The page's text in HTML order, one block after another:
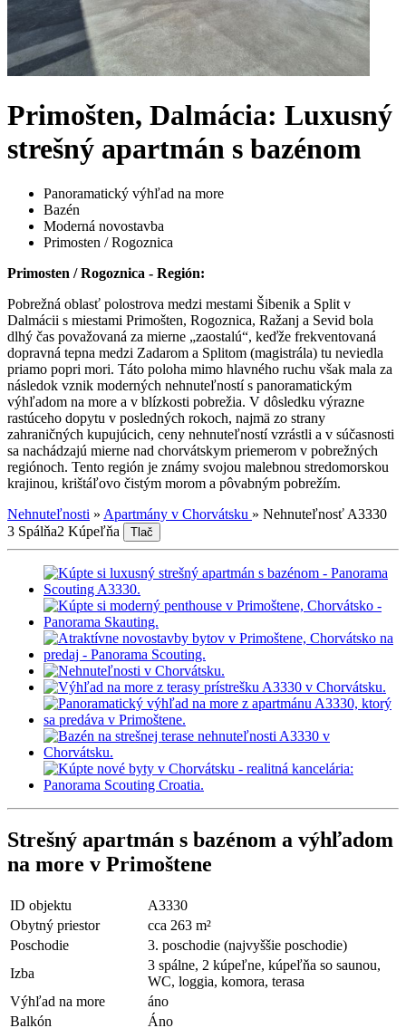
Primošten, Dalmácia: Luxusný
strešný apartmán s bazénom
Panoramatický výhľad na more
Bazén
Moderná novostavba
Primosten / Rogoznica
Primosten / Rogoznica - Región:
Pobrežná oblasť polostrova medzi mestami Šibenik a Split v
Dalmácii s miestami Primošten, Rogoznica, Ražanj a Sevid bola
dlhý čas považovaná za mierne „zaostalú“, keďže frekventovaná
dopravná tepna medzi Zadarom a Splitom (magistrála) tu neviedla
priamo popri mori. Táto poloha mimo hlavného ruchu však mala za
následok vznik moderných nehnuteľností s panoramatickým
výhľadom na more a v blízkosti pobrežia. V dôsledku výrazne
rastúceho dopytu v posledných rokoch, najmä zo strany
zahraničných kupujúcich, ceny nehnuteľností vzrástli a v súčasnosti
sa nachádzajú mierne nad chorvátskym priemerom v pobrežných
regiónoch. Tento región je známy svojou malebnou stredomorskou
krajinou, krištáľovo čistým morom a pôvabným pobrežím.
Nehnuteľnosti » Apartmány v Chorvátsku » Nehnuteľnosť A3330
3 Spálňa2 Kúpeľňa Tlač
Strešný apartmán s bazénom a výhľadom
na more v Primoštene
ID objektu
A3330
Obytný priestor
cca 263 m²
Poschodie
3. poschodie (najvyššie poschodie)
Izba
3 spálne, 2 kúpeľne, kúpeľňa so saunou,
WC, loggia, komora, terasa
Výhľad na more
áno
Balkón
Áno